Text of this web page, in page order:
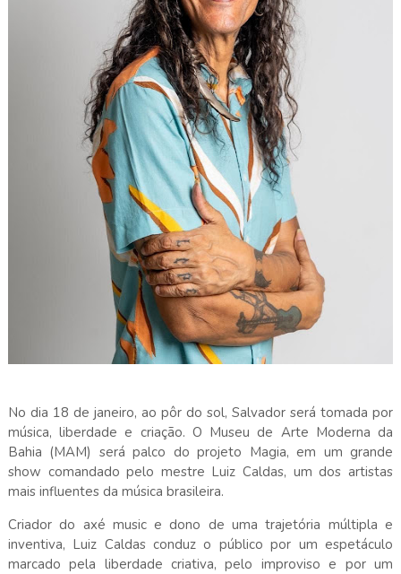
No dia 18 de janeiro, ao pôr do sol, Salvador será tomada por
música, liberdade e criação. O Museu de Arte Moderna da
Bahia (MAM) será palco do projeto Magia, em um grande
show comandado pelo mestre Luiz Caldas, um dos artistas
mais influentes da música brasileira.
Criador do axé music e dono de uma trajetória múltipla e
inventiva, Luiz Caldas conduz o público por um espetáculo
marcado pela liberdade criativa, pelo improviso e por um